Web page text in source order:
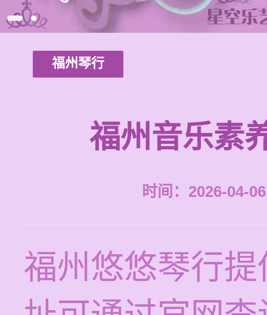
福州琴行
福州音乐素
时间：2026-04-
福州悠悠琴行